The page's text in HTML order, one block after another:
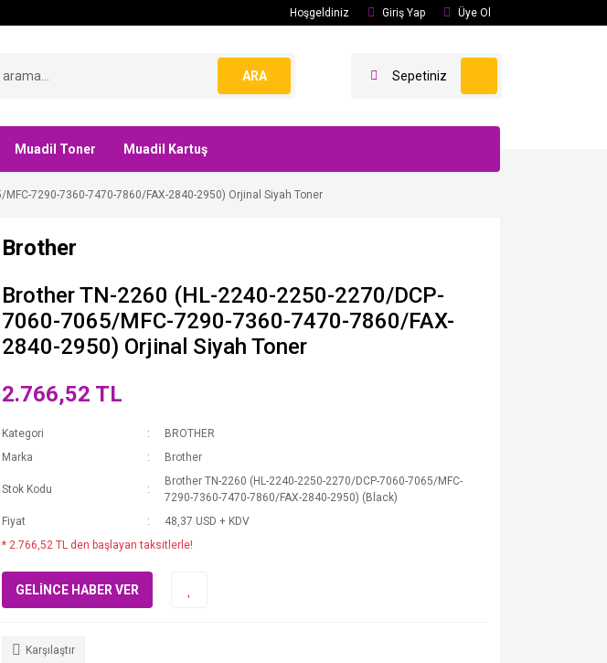
Hoşgeldiniz Giriş Yap Üye Ol
ARA Sepetiniz
Muadil Toner Muadil Kartuş
7290-7360-7470-7860/FAX-2840-2950) Orjinal Siyah Toner
Brother
Brother TN-2260 (HL-2240-2250-2270/DCP-
7060-7065/MFC-7290-7360-7470-7860/FAX-
2840-2950) Orjinal Siyah Toner
2.766,52 TL
Kategori
BROTHER
Marka
Brother
Stok Kodu
Brother TN-2260 (HL-2240-2250-2270/DCP-7060-7065/MFC-
7290-7360-7470-7860/FAX-2840-2950) (Black)
Fiyat
48,37 USD + KDV
* 2.766,52 TL den başlayan taksitlerle!
GELİNCE HABER VER
Karşılaştır